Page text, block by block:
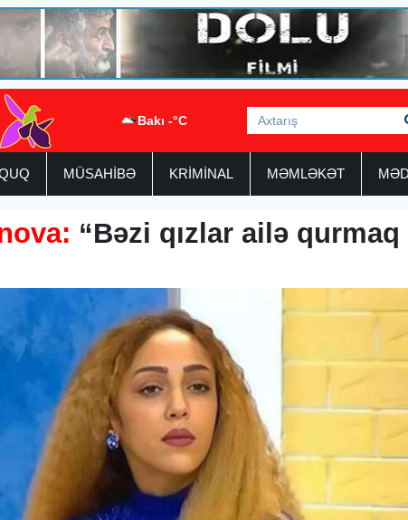
Bakı -°C
MÜSAHİBƏ KRİMİNAL MƏMLƏKƏT
“Bəzi qızlar ailə qurmaq